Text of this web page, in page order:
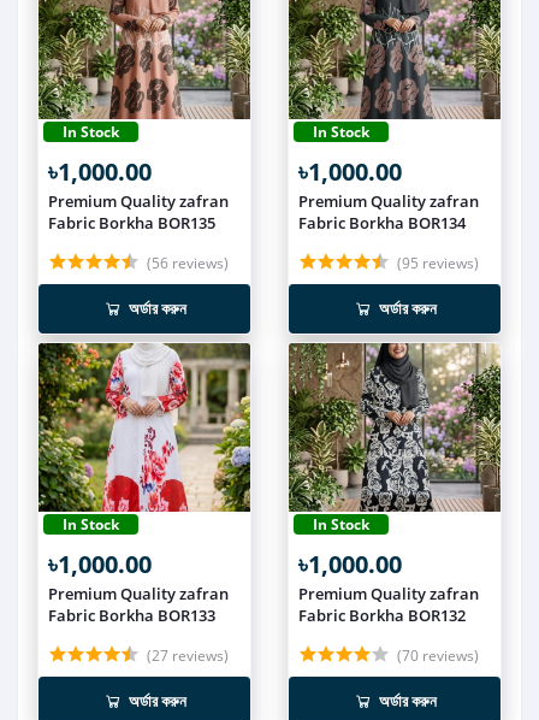
In Stock
৳1,000.00
Premium Quality zafran
Fabric Borkha BOR135
(56 reviews)
অর্ডার করুন
In Stock
৳1,000.00
Premium Quality zafran
Fabric Borkha BOR134
(95 reviews)
অর্ডার করুন
In Stock
৳1,000.00
Premium Quality zafran
Fabric Borkha BOR133
(27 reviews)
অর্ডার করুন
In Stock
৳1,000.00
Premium Quality zafran
Fabric Borkha BOR132
(70 reviews)
অর্ডার করুন